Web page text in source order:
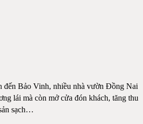
Bảo Vinh, nhiều nhà vườn Đồng Nai
lái mà còn mở cửa đón khách, tăng thu
sạch…